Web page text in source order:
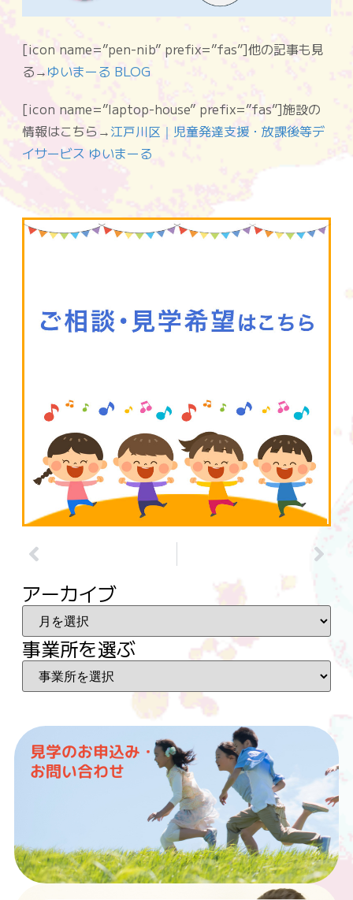
[icon name=”pen-nib” prefix=”fas”]他の記事も見
る→ゆいまーる BLOG
[icon name=”laptop-house” prefix=”fas”]施設の
情報はこちら→江戸川区｜児童発達支援・放課後等デ
イサービス ゆいまーる
アーカイブ
事業所を選ぶ
見学のお申込み・
お問い合わせ